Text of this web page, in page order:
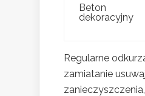
Beton
dekoracyjny
Regularne
zamiatanie